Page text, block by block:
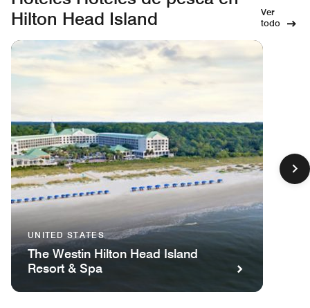
Hilton Head Island
Ver
todo
UNITED STATES
The Westin Hilton Head Island
Resort & Spa